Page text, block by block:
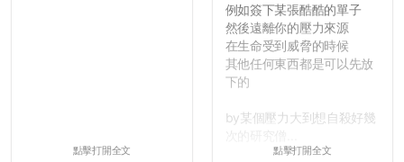
點擊打開全文
例如簽下某張酷酷的單子
然後遠離你的壓力來源
在生命受到威脅的時候
其他任何東西都是可以先放
下的
by某個壓力大到想自殺好幾
點擊打開全文